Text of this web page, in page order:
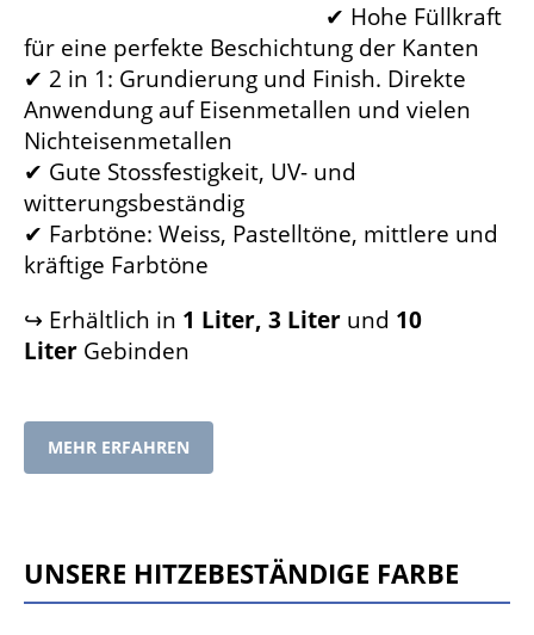
✔ Hohe Füllkraft
für eine perfekte Beschichtung der Kanten
✔ 2 in 1: Grundierung und Finish. Direkte
Anwendung auf Eisenmetallen und vielen
Nichteisenmetallen
✔ Gute Stossfestigkeit, UV- und
witterungsbeständig
✔ Farbtöne: Weiss, Pastelltöne, mittlere und
kräftige Farbtöne
↪ Erhältlich in 1 Liter, 3 Liter und 10
Liter Gebinden
MEHR ERFAHREN
Unsere hitzebeständige Farbe